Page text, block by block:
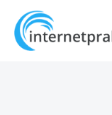
content